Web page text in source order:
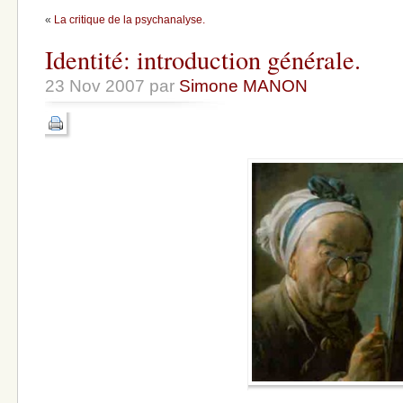
« La critique de la psychanalyse.
Identité: introduction générale.
23 Nov 2007 par Simone MANON